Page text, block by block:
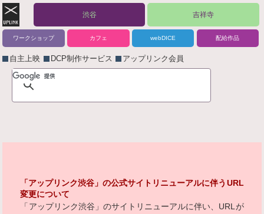
渋谷 吉祥寺
ワークショップ カフェ webDICE 配給作品
自主上映 DCP制作サービス アップリンク会員
「アップリンク渋谷」の公式サイトリニューアルに伴うURL
変更について
「アップリンク渋谷」のサイトリニューアルに伴い、URLが